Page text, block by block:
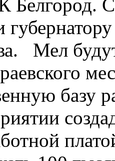
Белгород.
Мел
базу